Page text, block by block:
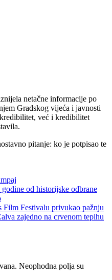
netačne informacije po
Gradskog vijeća i javnosti
već i kredibilitet
pitanje: ko je potpisao te
godine od historijske odbrane
Film Festivalu privukao pažnju
zajedno na crvenom tepihu
Neophodna polja su